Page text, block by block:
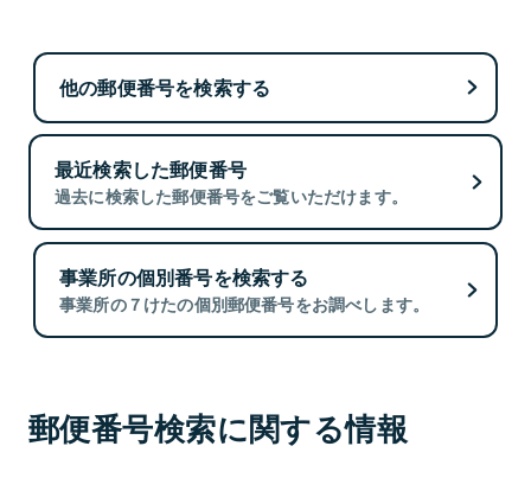
他の郵便番号を検索する
最近検索した郵便番号
過去に検索した郵便番号をご覧いただけます。
事業所の個別番号を検索する
事業所の７けたの個別郵便番号をお調べします。
郵便番号検索に関する情報